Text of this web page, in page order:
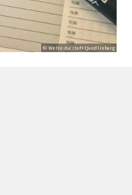
© Welterbestadt Quedlinburg